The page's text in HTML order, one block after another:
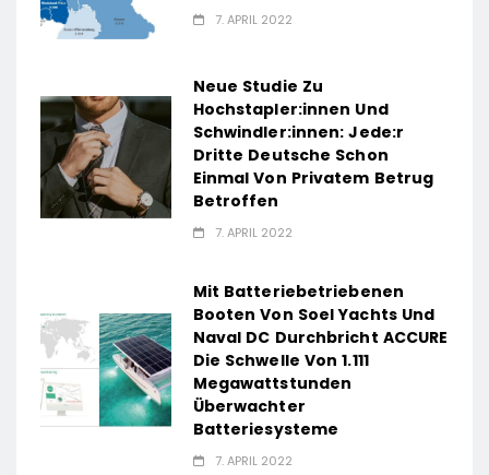
7. APRIL 2022
Neue Studie Zu
Hochstapler:innen Und
Schwindler:innen: Jede:r
Dritte Deutsche Schon
Einmal Von Privatem Betrug
Betroffen
7. APRIL 2022
Mit Batteriebetriebenen
Booten Von Soel Yachts Und
Naval DC Durchbricht ACCURE
Die Schwelle Von 1.111
Megawattstunden
Überwachter
Batteriesysteme
7. APRIL 2022